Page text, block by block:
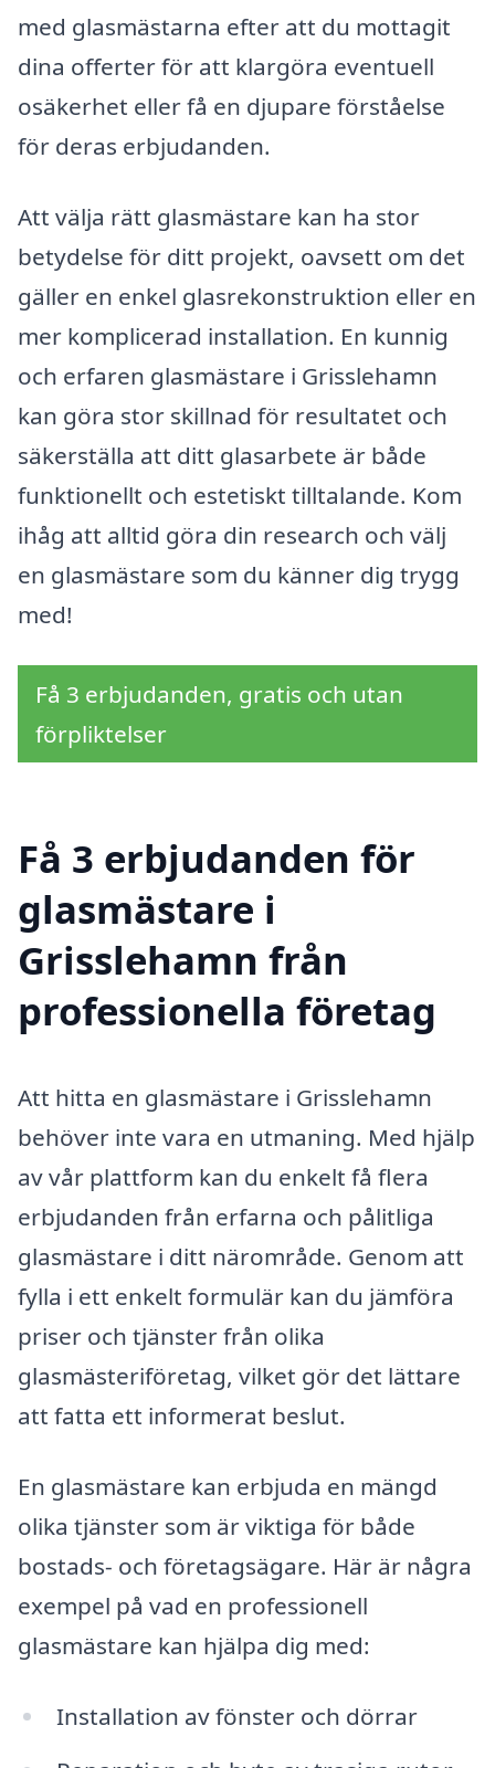
med glasmästarna efter att du mottagit
dina offerter för att klargöra eventuell
osäkerhet eller få en djupare förståelse
för deras erbjudanden.
Att välja rätt glasmästare kan ha stor
betydelse för ditt projekt, oavsett om det
gäller en enkel glasrekonstruktion eller en
mer komplicerad installation. En kunnig
och erfaren glasmästare i Grisslehamn
kan göra stor skillnad för resultatet och
säkerställa att ditt glasarbete är både
funktionellt och estetiskt tilltalande. Kom
ihåg att alltid göra din research och välj
en glasmästare som du känner dig trygg
med!
Få 3 erbjudanden, gratis och utan
förpliktelser
Få 3 erbjudanden för
glasmästare i
Grisslehamn från
professionella företag
Att hitta en glasmästare i Grisslehamn
behöver inte vara en utmaning. Med hjälp
av vår plattform kan du enkelt få flera
erbjudanden från erfarna och pålitliga
glasmästare i ditt närområde. Genom att
fylla i ett enkelt formulär kan du jämföra
priser och tjänster från olika
glasmästeriföretag, vilket gör det lättare
att fatta ett informerat beslut.
En glasmästare kan erbjuda en mängd
olika tjänster som är viktiga för både
bostads- och företagsägare. Här är några
exempel på vad en professionell
glasmästare kan hjälpa dig med:
Installation av fönster och dörrar